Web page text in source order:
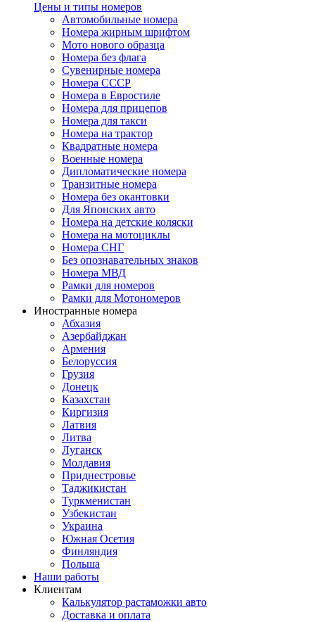
Цены и типы номеров
Автомобильные номера
Номера жирным шрифтом
Мото нового образца
Номера без флага
Сувенирные номера
Номера СССР
Номера в Евростиле
Номера для прицепов
Номера для такси
Номера на трактор
Квадратные номера
Военные номера
Дипломатические номера
Транзитные номера
Номера без окантовки
Для Японских авто
Номера на детские коляски
Номера на мотоциклы
Номера СНГ
Без опознавательных знаков
Номера МВД
Рамки для номеров
Рамки для Мотономеров
Иностранные номера
Абхазия
Азербайджан
Армения
Белоруссия
Грузия
Донецк
Казахстан
Киргизия
Латвия
Литва
Луганск
Молдавия
Приднестровье
Таджикистан
Туркменистан
Узбекистан
Украина
Южная Осетия
Финляндия
Польша
Наши работы
Клиентам
Калькулятор растаможки авто
Доставка и оплата